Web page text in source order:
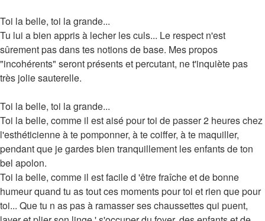
Toi la belle, toi la grande...
Tu lui a bien appris à lecher les culs... Le respect n'est
sûrement pas dans tes notions de base. Mes propos
"incohérents" seront présents et percutant, ne t'inquiète pas
très jolie sauterelle.
Toi la belle, toi la grande...
Toi la belle, comme il est aisé pour toi de passer 2 heures chez
l'esthéticienne à te pomponner, à te coiffer, à te maquiller,
pendant que je gardes bien tranquillement les enfants de ton
bel apolon.
Toi la belle, comme il est facile d 'être fraîche et de bonne
humeur quand tu as tout ces moments pour toi et rien que pour
toi... Que tu n as pas à ramasser ses chaussettes qui puent,